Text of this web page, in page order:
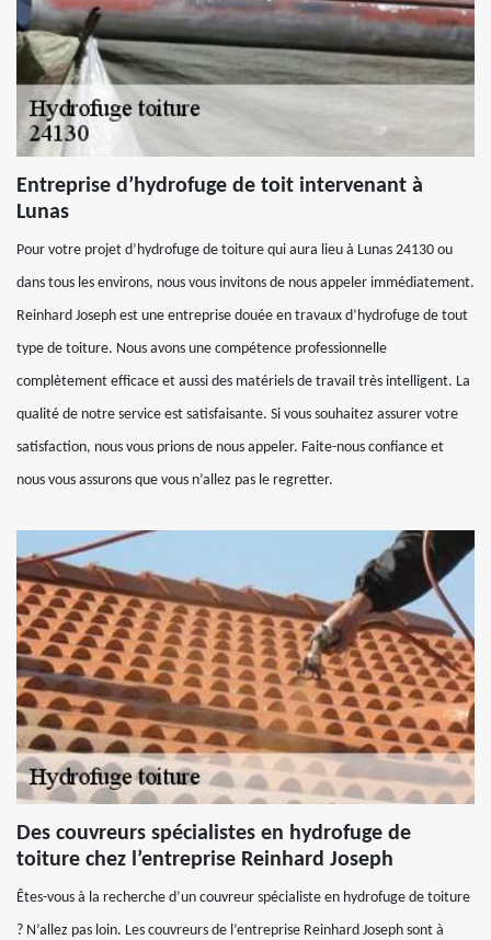
Entreprise d’hydrofuge de toit intervenant à
Lunas
Pour votre projet d’hydrofuge de toiture qui aura lieu à Lunas 24130 ou
dans tous les environs, nous vous invitons de nous appeler immédiatement.
Reinhard Joseph est une entreprise douée en travaux d’hydrofuge de tout
type de toiture. Nous avons une compétence professionnelle
complètement efficace et aussi des matériels de travail très intelligent. La
qualité de notre service est satisfaisante. Si vous souhaitez assurer votre
satisfaction, nous vous prions de nous appeler. Faite-nous confiance et
nous vous assurons que vous n’allez pas le regretter.
Des couvreurs spécialistes en hydrofuge de
toiture chez l’entreprise Reinhard Joseph
Êtes-vous à la recherche d’un couvreur spécialiste en hydrofuge de toiture
? N’allez pas loin. Les couvreurs de l’entreprise Reinhard Joseph sont à